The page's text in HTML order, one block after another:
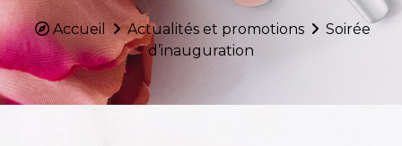
Accueil Actualités et promotions
Soirée
d’inauguration